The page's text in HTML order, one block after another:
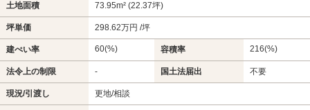
土地面積 73.95m² (22.37坪)
坪単価 298.62万円 /坪
建ぺい率 60(%) 容積率 216(%)
法令上の制限 - 国土法届出 不要
現況/引渡し 更地/相談